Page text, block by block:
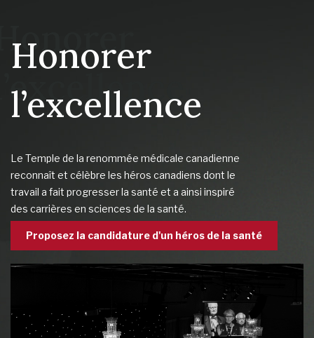
Honorer
l’excellence
Le Temple de la renommée médicale canadienne
reconnaît et célèbre les héros canadiens dont le
travail a fait progresser la santé et a ainsi inspiré
des carrières en sciences de la santé.
Proposez la candidature d'un héros de la santé